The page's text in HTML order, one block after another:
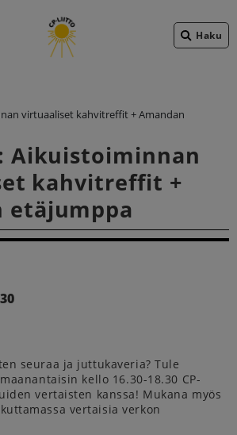
Haku
virtuaaliset kahvitreffit + Amandan
Aikuistoiminnan
kahvitreffit +
etäjumppa
seuraa ja juttukaveria? Tule
kello 16.30-18.30 CP-
vertaisten kanssa! Mukana myös
vertaisia verkon